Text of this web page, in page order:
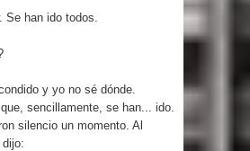
han ido todos.
y yo no sé dónde.
sencillamente, se han... ido.
silencio un momento. Al